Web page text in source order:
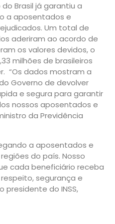
Brasil já garantiu a
a aposentados e
Um total de
aderiram ao acordo de
os valores devidos, o
milhões de brasileiros
“Os dados mostram a
Governo de devolver
e segura para garantir
nossos aposentados e
da Previdência
a aposentados e
do país. Nosso
cada beneficiário receba
segurança e
presidente do INSS,